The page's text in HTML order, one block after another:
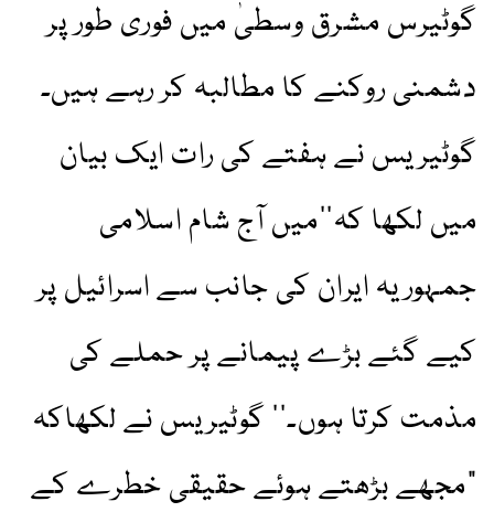
گوٹیرس مشرق وسطیٰ میں فوری طور پر
دشمنی روکنے کا مطالبہ کر رہے ہیں۔
گوٹیریس نے ہفتے کی رات ایک بیان
میں لکھا کہ’’میں آج شام اسلامی
جمہوریہ ایران کی جانب سے اسرائیل پر
کیے گئے بڑے پیمانے پر حملے کی
مذمت کرتا ہوں۔‘‘ گوٹیریس نے لکھاکہ
"مجھے بڑھتے ہوئے حقیقی خطرے کے